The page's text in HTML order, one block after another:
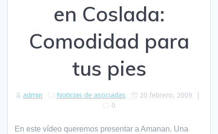
en Coslada:
Comodidad para
tus pies
admin Noticias de asociadas 20 febrero, 2009 |
0
En este vídeo queremos presentar a Amanan. Una